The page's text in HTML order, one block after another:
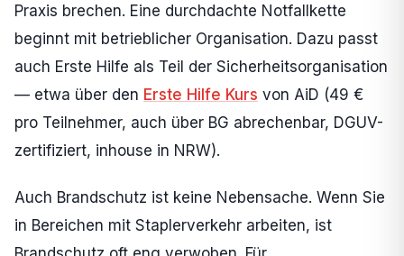
Praxis brechen. Eine durchdachte Notfallkette
beginnt mit betrieblicher Organisation. Dazu passt
auch Erste Hilfe als Teil der Sicherheitsorganisation
— etwa über den Erste Hilfe Kurs von AiD (49 €
pro Teilnehmer, auch über BG abrechenbar, DGUV-
zertifiziert, inhouse in NRW).
Auch Brandschutz ist keine Nebensache. Wenn Sie
in Bereichen mit Staplerverkehr arbeiten, ist